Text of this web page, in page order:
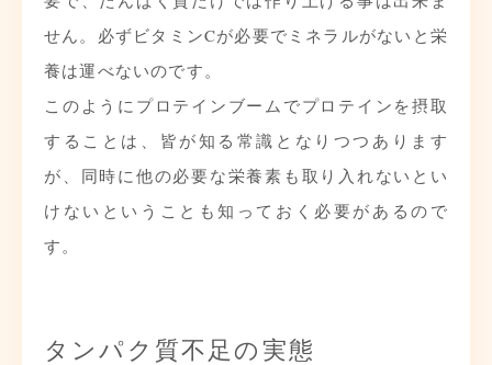
せん。必ずビタミンCが必要でミネラルがないと栄
養は運べないのです。
このようにプロテインブームでプロテインを摂取
することは、皆が知る常識となりつつあります
が、同時に他の必要な栄養素も取り入れないとい
けないということも知っておく必要があるので
す。
タンパク質不足の実態